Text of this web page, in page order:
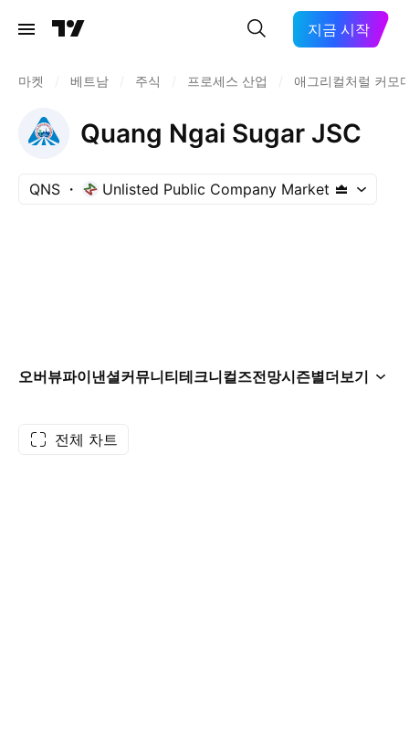
지금 시작
마켓 베트남 주식 프로세스 산업 애그리컬처럴 커모
Quang Ngai Sugar JSC
QNS Unlisted Public Company Market
오버뷰파이낸셜커뮤니티테크니컬즈전망시즌별더보기
전체 차트